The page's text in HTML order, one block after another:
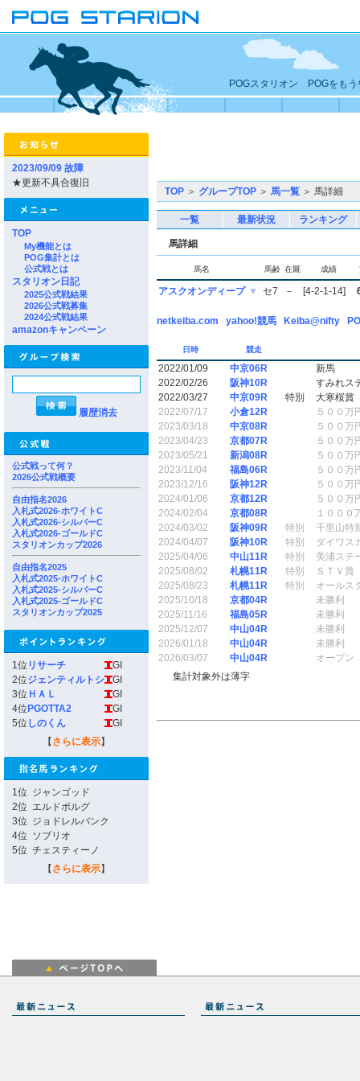
POGスタリオン POGをもう
2023/09/09 故障
★更新不具合復旧
TOP
My機能とは
POG集計とは
公式戦とは
スタリオン日記
2025公式戦結果
2026公式戦募集
2024公式戦結果
amazonキャンペーン
履歴消去
公式戦って何？
2026公式戦概要
自由指名2026
入札式2026-ホワイトC
入札式2026-シルバーC
入札式2026-ゴールドC
スタリオンカップ2026
自由指名2025
入札式2025-ホワイトC
入札式2025-シルバーC
入札式2025-ゴールドC
スタリオンカップ2025
1位 リサーチ
GI
2位ジェンティルトシ
GI
3位 ＨＡＬ
GI
4位 PGOTTA2
GI
5位 しのくん
GI
【 さらに表示】
1位 ジャンゴッド
2位 エルドボルグ
3位 ジョドレルバンク
4位 ソブリオ
5位 チェスティーノ
【 さらに表示】
TOP ＞ グループTOP ＞ 馬一覧 ＞ 馬詳細
一覧 最新状況 ランキング
馬詳細
馬名 馬齢 在厩 成績
アスクオンディープ ▼ セ7 － [4-2-1-14]
netkeiba.com yahoo!競馬 Keiba@nifty
日時 競走
2022/01/09 中京06R
新馬
2022/02/26
阪神10R
すみれス
2022/03/27
中京09R 特別
大寒桜賞
2022/07/17
小倉12R
５００万
2023/03/18
中京08R
５００万
2023/04/23
京都07R
５００万
2023/05/21
新潟08R
５００万
2023/11/04
福島06R
５００万
2023/12/16
阪神12R
５００万
2024/01/06
京都12R
５００万
2024/02/04
京都08R
１０００
2024/03/02
阪神09R 特別
千里山特
2024/04/07
阪神10R 特別
ダイワス
2025/04/06
中山11R 特別
美浦ステ
2025/08/02
札幌11R 特別
ＳＴＶ賞
2025/08/23
札幌11R 特別
オールス
2025/10/18
京都04R
未勝利
2025/11/16
福島05R
未勝利
2025/12/07
中山04R
未勝利
2026/01/18
中山04R
未勝利
2026/03/07
中山04R
オープン
集計対象外は薄字